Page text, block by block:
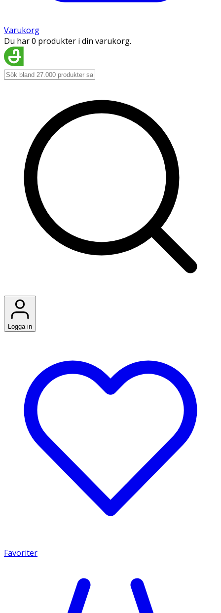
Varukorg
Du har 0 produkter i din varukorg.
Logga in
Favoriter